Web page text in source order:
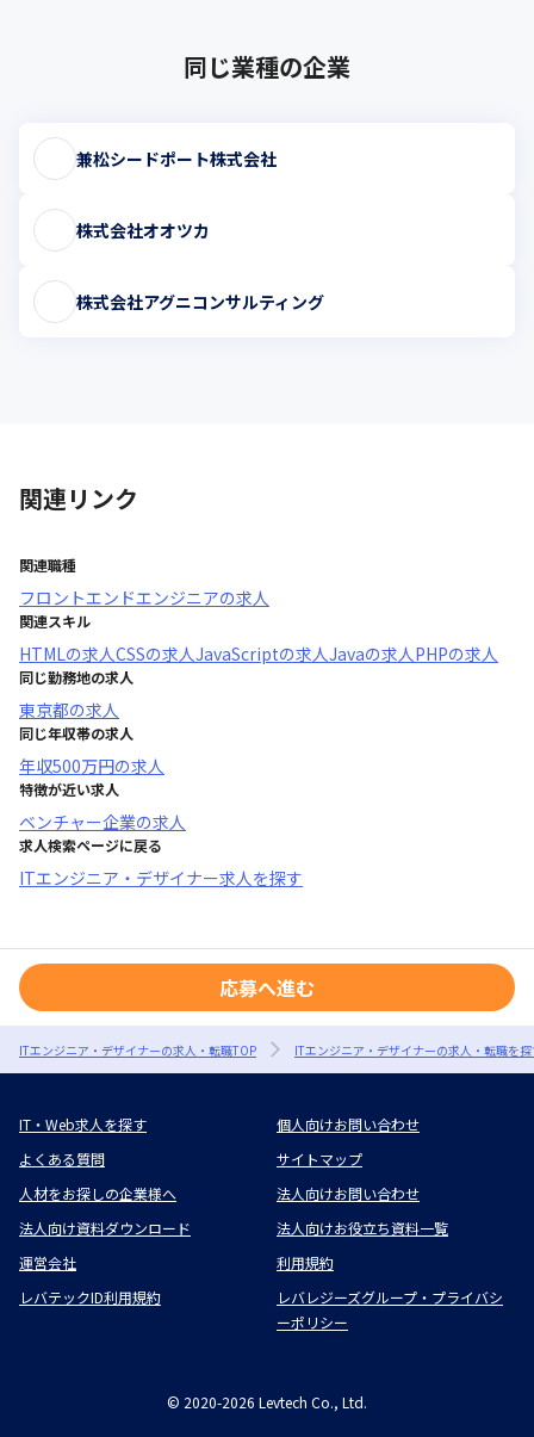
同じ業種の企業
兼松シードポート株式会社
株式会社オオツカ
株式会社アグニコンサルティング
関連リンク
関連職種
フロントエンドエンジニアの求人
関連スキル
HTMLの求人CSSの求人JavaScriptの求人Javaの求人PHPの求人
同じ勤務地の求人
東京都の求人
同じ年収帯の求人
年収500万円の求人
特徴が近い求人
ベンチャー企業の求人
求人検索ページに戻る
ITエンジニア・デザイナー求人を探す
応募へ進む
ITエンジニア・デザイナーの求人・転職TOP ITエンジニア・デザイナーの求人・転職を
IT・Web求人を探す
個人向けお問い合わせ
よくある質問
サイトマップ
人材をお探しの企業様へ
法人向けお問い合わせ
法人向け資料ダウンロード
法人向けお役立ち資料一覧
運営会社
利用規約
レバテックID利用規約
レバレジーズグループ・プライバシ
ーポリシー
© 2020-2026 Levtech Co., Ltd.